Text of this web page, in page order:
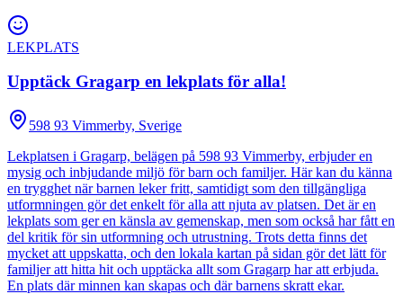
LEKPLATS
Upptäck Gragarp en lekplats för alla!
598 93 Vimmerby, Sverige
Lekplatsen i Gragarp, belägen på 598 93 Vimmerby, erbjuder en
mysig och inbjudande miljö för barn och familjer. Här kan du känna
en trygghet när barnen leker fritt, samtidigt som den tillgängliga
utformningen gör det enkelt för alla att njuta av platsen. Det är en
lekplats som ger en känsla av gemenskap, men som också har fått en
del kritik för sin utformning och utrustning. Trots detta finns det
mycket att uppskatta, och den lokala kartan på sidan gör det lätt för
familjer att hitta hit och upptäcka allt som Gragarp har att erbjuda.
En plats där minnen kan skapas och där barnens skratt ekar.